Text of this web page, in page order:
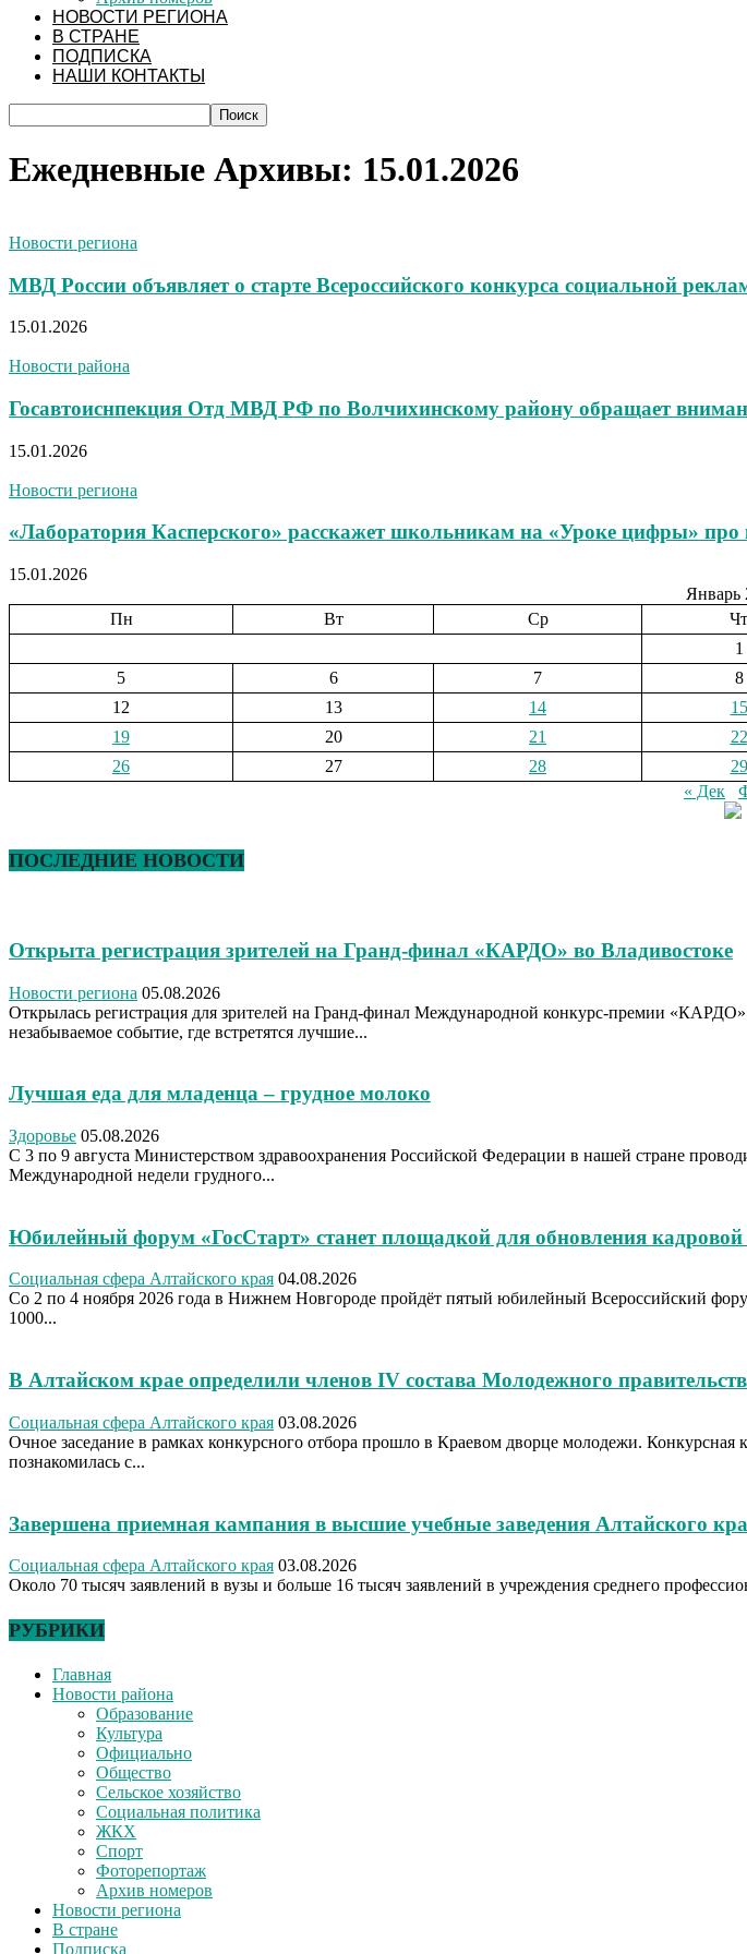
НОВОСТИ РЕГИОНА
В СТРАНЕ
ПОДПИСКА
НАШИ КОНТАКТЫ
Ежедневные Архивы: 15.01.2026
Новости региона
МВД России объявляет о старте Всероссийского конкурса социальной
15.01.2026
Новости района
Госавтоиснпекция Отд МВД РФ по Волчихинскому району обращает
15.01.2026
Новости региона
«Лаборатория Касперского» расскажет школьникам на «Уроке цифры» про
15.01.2026
Январь
Пн
Вт Ср Чт
1
5
6 7 8
12
13 14 15
19
20 21 22
26
27 28 29
« Дек
ПОСЛЕДНИЕ НОВОСТИ
Открыта регистрация зрителей на Гранд-финал «КАРДО» во Владивостоке
Новости региона 05.08.2026
Открылась регистрация для зрителей на Гранд-финал Международной конкурс-премии
незабываемое событие, где встретятся лучшие...
Лучшая еда для младенца – грудное молоко
Здоровье 05.08.2026
С 3 по 9 августа Министерством здравоохранения Российской Федерации в нашей стране
Международной недели грудного...
Юбилейный форум «ГосСтарт» станет площадкой для обновления
Социальная сфера Алтайского края 04.08.2026
Со 2 по 4 ноября 2026 года в Нижнем Новгороде пройдёт пятый юбилейный Всероссийский
1000...
В Алтайском крае определили членов IV состава Молодежного
Социальная сфера Алтайского края 03.08.2026
Очное заседание в рамках конкурсного отбора прошло в Краевом дворце молодежи.
познакомилась с...
Завершена приемная кампания в высшие учебные заведения Алтайского
Социальная сфера Алтайского края 03.08.2026
Около 70 тысяч заявлений в вузы и больше 16 тысяч заявлений в учреждения среднего
РУБРИКИ
Главная
Новости района
Образование
Культура
Официально
Общество
Сельское хозяйство
Социальная политика
ЖКХ
Спорт
Фоторепортаж
Архив номеров
Новости региона
В стране
Подписка